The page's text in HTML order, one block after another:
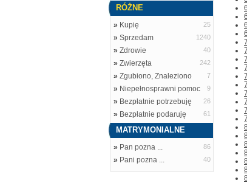
RÓŻNE
» Kupię 25
» Sprzedam 1240
» Zdrowie 40
» Zwierzęta 242
» Zgubiono, Znaleziono 7
» Niepełnosprawni pomoc 9
» Bezpłatnie potrzebuję 26
» Bezpłatnie podaruję 61
MATRYMONIALNE
» Pan pozna ... 86
» Pani pozna ... 40